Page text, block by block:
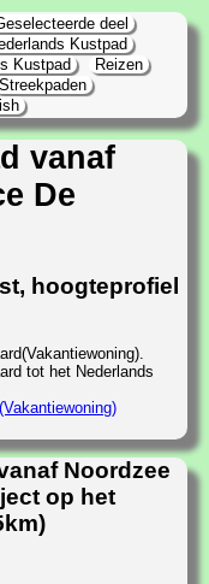
deel
Kustpad
Kustpad
Reizen
Streekpaden
vanaf
De
hoogteprofiel
tot het Nederlands
Noordzee
op het